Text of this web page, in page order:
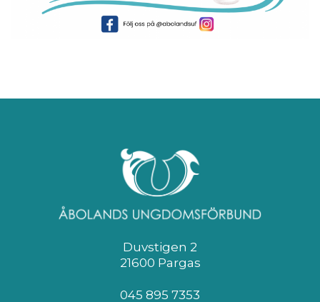
Duvstigen 2
21600 Pargas
045 895 7353